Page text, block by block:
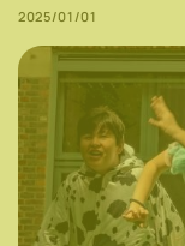
2025/01/01